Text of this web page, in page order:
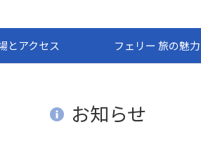
とアクセス フェリー 旅の魅力
お知らせ